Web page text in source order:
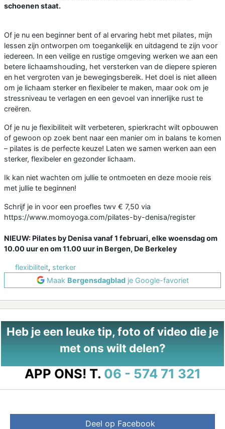
schoenen staat.
Of je nu een beginner bent of al ervaring hebt met pilates, mijn
lessen zijn ontworpen om toegankelijk en uitdagend te zijn voor
iedereen. In een veilige en rustige omgeving werken we aan een
betere lichaamshouding, het versterken van de diepere spieren
en het vergroten van je bewegingsbereik. Het doel is niet alleen
om je lichaam sterker en flexibeler te maken, maar ook om je
stressniveau te verlagen en een gevoel van innerlijke rust te
creëren.
Of je nu je flexibiliteit wilt verbeteren, spierkracht wilt opbouwen
of gewoon op zoek bent naar een manier om in balans te komen
– pilates is de perfecte keuze! Laten we samen werken aan een
sterker, flexibeler en gezonder lichaam.
Ik kan niet wachten om jullie te ontmoeten en deze mooie reis
met jullie te beginnen!
Schrijf je in voor een proefles twv € 7,50 via
https://www.momoyoga.com/pilates-by-denisa/register
NIEUW: Pilates by Denisa vanaf 1 februari, elke woensdag om
10.00 uur en om 11.00 uur in Bergen, De Berkeley
flexibiliteit, sterker
Maak Bergensdagbladje Google-favoriet
Heb je een leuke tip, foto of video die je
met ons wilt delen?
APP ONS! T. 06 - 574 71 321
Deel op Facebook